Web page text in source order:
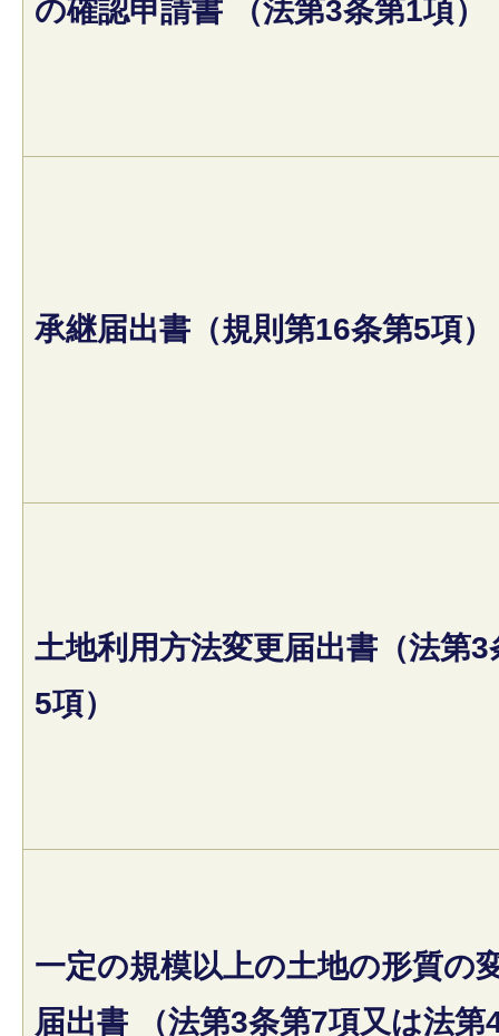
の確認申請書 （法第3条第1項）
承継届出書（規則第16条第5項）
土地利用方法変更届出書（法第3
5項）
一定の規模以上の土地の形質の
届出書 （法第3条第7項又は法第